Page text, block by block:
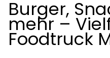
Burger,
mehr –
Foodtruck